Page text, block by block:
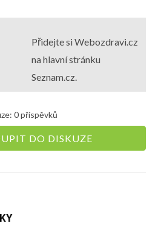
Přidejte si Webozdravi.cz
na hlavní stránku
Seznam.cz.
0příspěvků
DO DISKUZE